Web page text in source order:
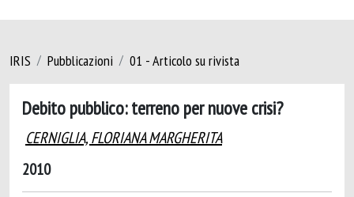
IRIS Pubblicazioni 01 - Articolo su rivista
Debito pubblico: terreno per nuove crisi?
CERNIGLIA, FLORIANA MARGHERITA
2010